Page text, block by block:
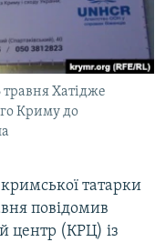
Хатідже
Криму до
татарки
повідомив
центр (КРЦ) із